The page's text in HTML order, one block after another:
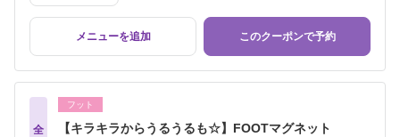
メニューを追加 このクーポンで予約
全
フット
【キラキラからうるうるも☆】FOOTマグネット